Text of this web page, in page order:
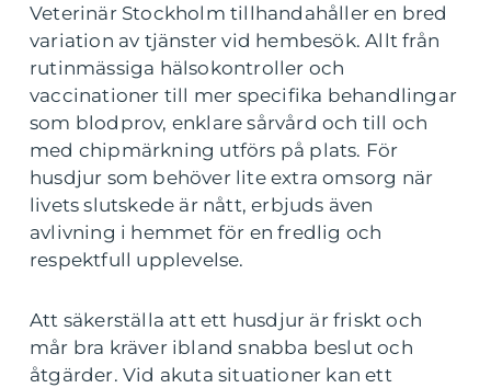
Veterinär Stockholm tillhandahåller en bred
variation av tjänster vid hembesök. Allt från
rutinmässiga hälsokontroller och
vaccinationer till mer specifika behandlingar
som blodprov, enklare sårvård och till och
med chipmärkning utförs på plats. För
husdjur som behöver lite extra omsorg när
livets slutskede är nått, erbjuds även
avlivning i hemmet för en fredlig och
respektfull upplevelse.
Att säkerställa att ett husdjur är friskt och
mår bra kräver ibland snabba beslut och
åtgärder. Vid akuta situationer kan ett